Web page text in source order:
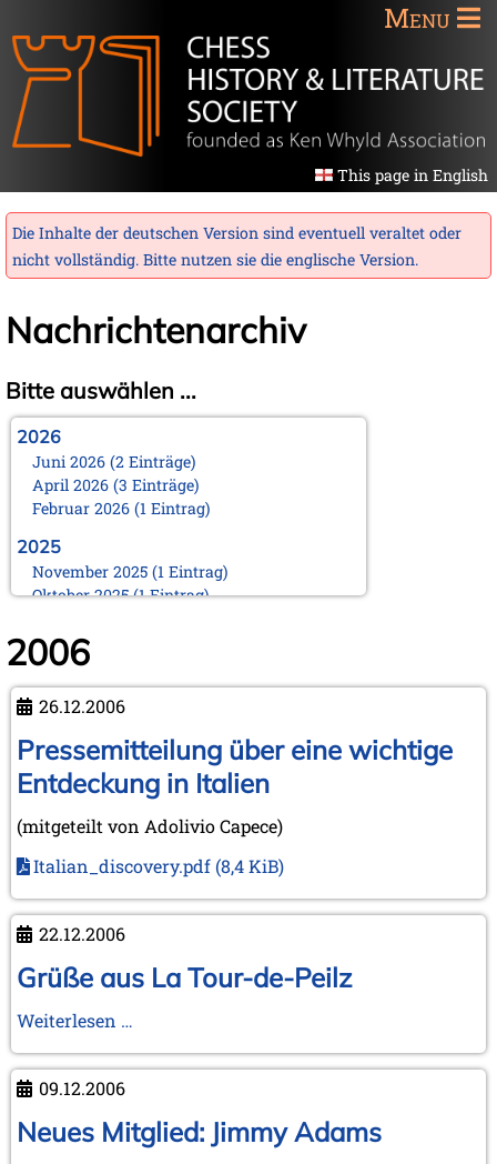
Menu
This page in English
Die Inhalte der deutschen Version sind eventuell veraltet oder
nicht vollständig. Bitte nutzen sie die englische Version.
Nachrichtenarchiv
Bitte auswählen ...
2026
Juni 2026 (2 Einträge)
April 2026 (3 Einträge)
Februar 2026 (1 Eintrag)
2025
November 2025 (1 Eintrag)
Oktober 2025 (1 Eintrag)
Juni 2025 (1 Eintrag)
März 2025 (1 Eintrag)
Februar 2025 (1 Eintrag)
Januar 2025 (1 Eintrag)
2024
November 2024 (1 Eintrag)
Oktober 2024 (1 Eintrag)
August 2024 (2 Einträge)
Februar 2024 (2 Einträge)
Januar 2024 (1 Eintrag)
2023
September 2023 (1 Eintrag)
April 2023 (1 Eintrag)
Februar 2023 (2 Einträge)
2022
November 2022 (2 Einträge)
September 2022 (1 Eintrag)
2006
26.12.2006
Pressemitteilung über eine wichtige
Entdeckung in Italien
(mitgeteilt von Adolivio Capece)
Italian_discovery.pdf (8,4 KiB)
22.12.2006
Grüße aus La Tour-de-Peilz
Weiterlesen …
La
de-
Peilz
09.12.2006
Neues Mitglied: Jimmy Adams